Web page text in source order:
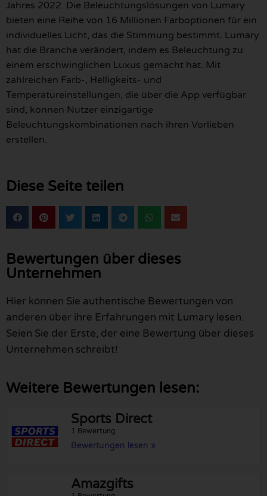
Jahres 2022. Die Beleuchtungslösungen von Lumary
bieten eine Reihe von 16 Millionen Farboptionen für ein
individuelles Licht, das die Stimmung bestimmt. Lumary
hat die Branche verändert, indem es Beleuchtung zu
einem erschwinglichen Luxus gemacht hat. Mit
zahlreichen Farb-, Helligkeits- und
Temperatureinstellungen, die über die App verfügbar
sind, können Nutzer einzigartige
Beleuchtungskombinationen nach ihren Vorlieben
erstellen.
Diese Seite teilen
Bewertungen über dieses
Unternehmen
Hier können Sie authentische Bewertungen von
anderen über ihre Erfahrungen mit Lumary lesen.
Seien Sie der Erste, der eine Bewertung über dieses
Unternehmen schreibt!
Weitere Bewertungen lesen:
Sports Direct
1 Bewertung
Bewertungen lesen »
Amazgifts